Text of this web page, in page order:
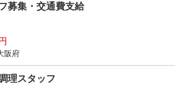
募集・交通費支給
阪府
理スタッフ